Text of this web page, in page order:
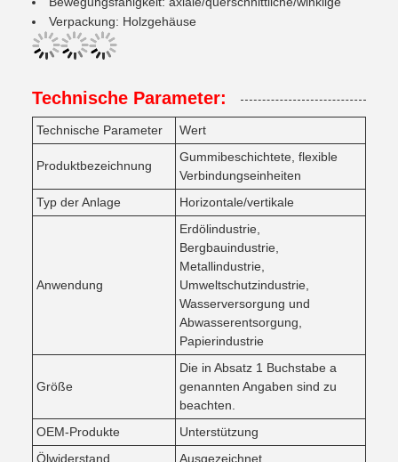
Verpackung: Holzgehäuse
Technische Parameter:
Technische Parameter Wert
Produktbezeichnung
Gummibeschichtete, flexible
Verbindungseinheiten
Typ der Anlage
Horizontale/vertikale
Anwendung
Erdölindustrie,
Bergbauindustrie,
Metallindustrie,
Umweltschutzindustrie,
Wasserversorgung und
Abwasserentsorgung,
Papierindustrie
Größe
Die in Absatz 1 Buchstabe a
genannten Angaben sind zu
beachten.
OEM-Produkte
Unterstützung
Ölwiderstand
Ausgezeichnet.